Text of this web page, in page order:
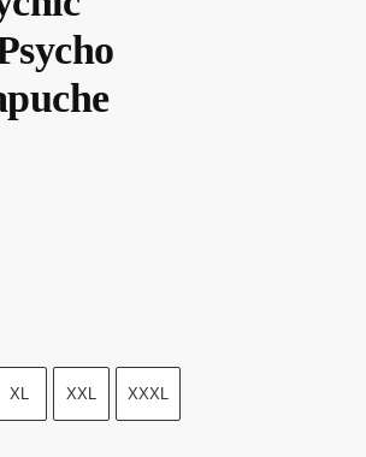
XL XXL XXXL